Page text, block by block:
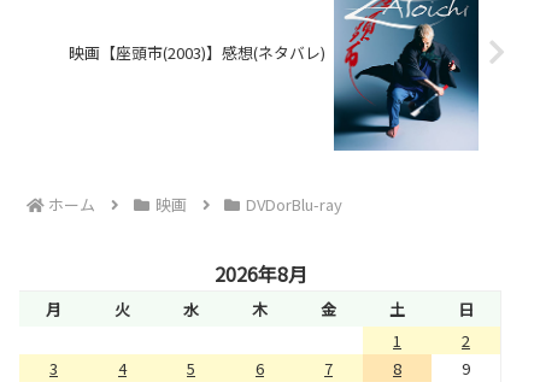
映画【座頭市(2003)】感想(ネタバレ)
ホーム 映画 DVDorBlu-ray
2026年8月
月 火 水 木 金 土
日
1
2
3
4 5 6 7 8
9